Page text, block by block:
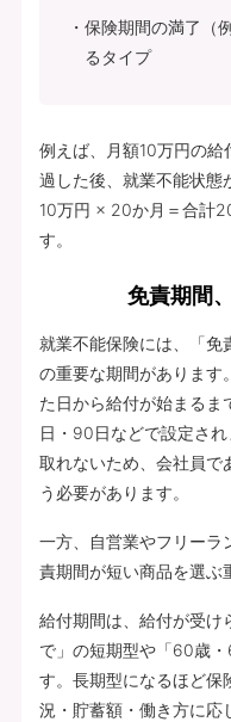
保険期間の満了（
るタイプ
例えば、月額10万円の
過した後、就業不能状態
10万円 × 20か月＝合計
す。
免責期間
就業不能保険には、「免
の重要な期間があります
た日から給付が始まる
日・90日などで設定さ
取れないため、会社員で
う必要があります。
一方、自営業やフリーラ
責期間が短い商品を選ぶ
給付期間は、給付が受け
で」の短期型や「60歳
す。長期型になるほど保
況・貯蓄額・働き方に応